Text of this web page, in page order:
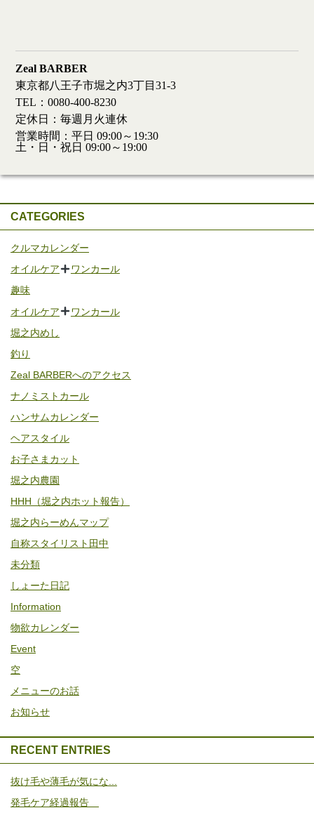
Zeal BARBER
東京都八王子市堀之内3丁目31-3
TEL：0080-400-8230
定休日：毎週月火連休
営業時間：平日 09:00～19:30
土・日・祝日 09:00～19:00
CATEGORIES
クルマカレンダー
オイルケア
ワンカール
趣味
オイルケア
ワンカール
堀之内めし
釣り
Zeal BARBERへのアクセス
ナノミストカール
ハンサムカレンダー
ヘアスタイル
お子さまカット
堀之内農園
HHH（堀之内ホット報告）
堀之内らーめんマップ
自称スタイリスト田中
未分類
しょーた日記
Information
物欲カレンダー
Event
空
メニューのお話
お知らせ
RECENT ENTRIES
抜け毛や薄毛が気にな...
発毛ケア経過報告